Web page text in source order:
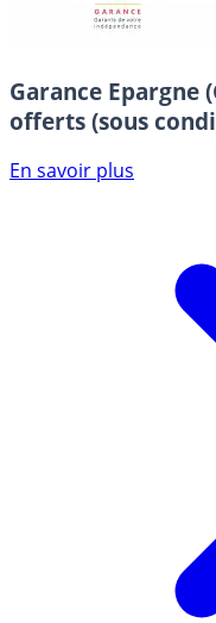
Garance Epargne
offerts (sous
En savoir plus